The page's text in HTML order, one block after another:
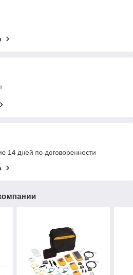
14 дней по договоренности